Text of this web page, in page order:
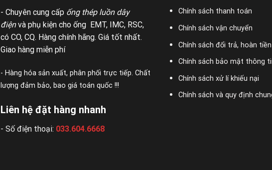
- Chuyên cung cấp ống thép luồn dây
điệnvà phụ kiện cho ống EMT, IMC, RSC,
có CO, CQ. Hàng chính hãng. Giá tốt nhất.
Giao hàng miễn phí
- Hàng hóa sản xuất, phân phối trực tiếp. Chất
lượng đảm bảo, bao giá toán quốc !!!
Liên hệ đặt hàng nhanh
- Số điện thoại: 033.604.6668
Chính sách thanh toán
Chính sách vận chuyển
Chính sách đổi trả, hoàn tiền
Chính sách bảo mật thông
Chính sách xử lí khiếu nại
Chính sách và quy định